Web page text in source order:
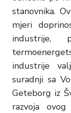
stanovnika.
mjeri
industrije,
industrije
suradnji sa
Geteborg iz
razvoja